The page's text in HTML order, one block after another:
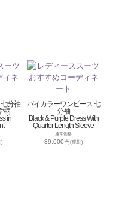
分袖
柄
in
)
バイカラーワンピース 七
分袖
Black & Purple Dress With
Quarter Length Sleeve
通常価格
39,000円(税別)